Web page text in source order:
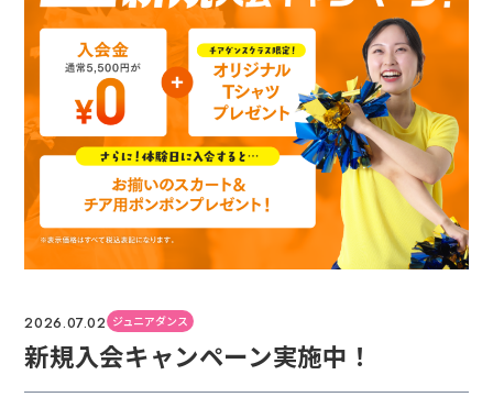
2026.07.02 ジュニアダンス
新規入会キャンペーン実施中！